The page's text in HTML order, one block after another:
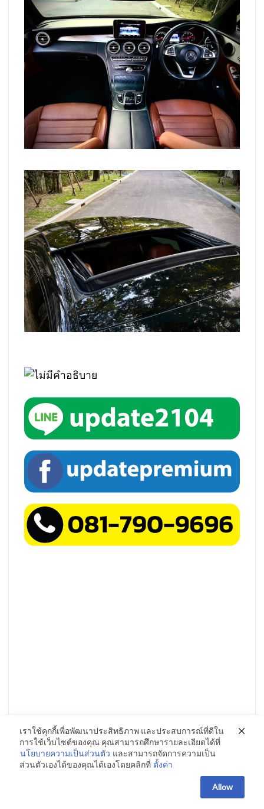
เราใช้คุกกี้เพื่อพัฒนาประสิทธิภาพ และประสบการณ์ที่ดีใน
การใช้เว็บไซต์ของคุณ คุณสามารถศึกษารายละเอียดได้ที่
นโยบายความเป็นส่วนตัว และสามารถจัดการความเป็น
ส่วนตัวเองได้ของคุณได้เองโดยคลิกที่ ตั้งค่า
Allow